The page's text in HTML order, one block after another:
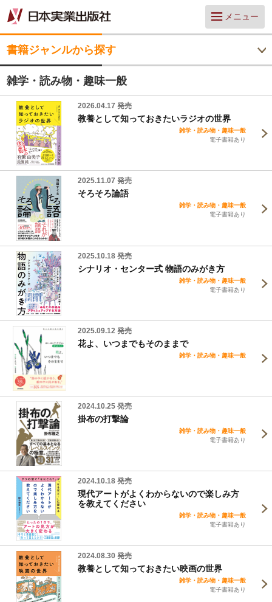
メニュー
書籍ジャンルから探す
雑学・読み物・趣味一般
2026.04.17 発売
教養として知っておきたいラジオの世界
雑学・読み物・趣味一般
電子書籍あり
2025.11.07 発売
そろそろ論語
雑学・読み物・趣味一般
電子書籍あり
2025.10.18 発売
シナリオ・センター式 物語のみがき方
雑学・読み物・趣味一般
電子書籍あり
2025.09.12 発売
花よ、いつまでもそのままで
雑学・読み物・趣味一般
2024.10.25 発売
掛布の打撃論
雑学・読み物・趣味一般
電子書籍あり
2024.10.18 発売
現代アートがよくわからないので楽しみ方
を教えてください
雑学・読み物・趣味一般
電子書籍あり
2024.08.30 発売
教養として知っておきたい映画の世界
雑学・読み物・趣味一般
電子書籍あり